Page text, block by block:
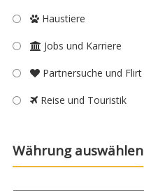
Haustiere
Jobs und Karriere
Partnersuche und Flirt
Reise und Touristik
Währung auswählen